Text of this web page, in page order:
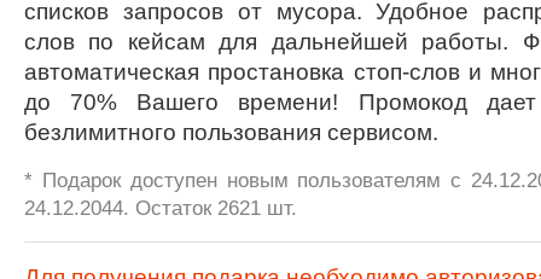
списков запросов от мусора. Удобное
слов по кейсам для дальнейшей работы.
автоматическая простановка стоп-слов и
до 70% Вашего времени! Промокод
безлимитного пользования сервисом.
* Подарок доступен новым пользователям с
24.12.2044. Остаток 2621 шт.